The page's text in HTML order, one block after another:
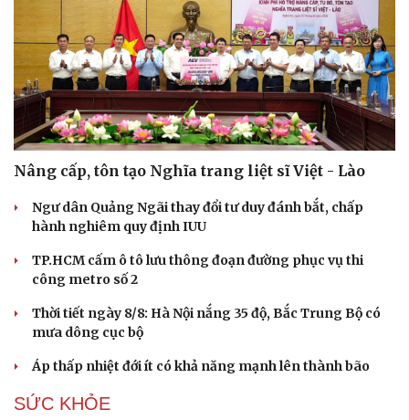
Nâng cấp, tôn tạo Nghĩa trang liệt sĩ Việt - Lào
Ngư dân Quảng Ngãi thay đổi tư duy đánh bắt, chấp
hành nghiêm quy định IUU
TP.HCM cấm ô tô lưu thông đoạn đường phục vụ thi
công metro số 2
Thời tiết ngày 8/8: Hà Nội nắng 35 độ, Bắc Trung Bộ có
mưa dông cục bộ
Áp thấp nhiệt đới ít có khả năng mạnh lên thành bão
SỨC KHỎE